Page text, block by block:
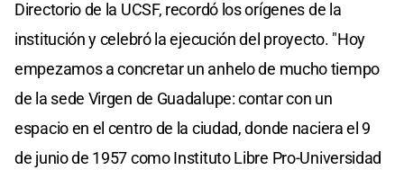
Directorio de la UCSF, recordó los orígenes de la
institución y celebró la ejecución del proyecto. "Hoy
empezamos a concretar un anhelo de mucho tiempo
de la sede Virgen de Guadalupe: contar con un
espacio en el centro de la ciudad, donde naciera el 9
de junio de 1957 como Instituto Libre Pro-Universidad